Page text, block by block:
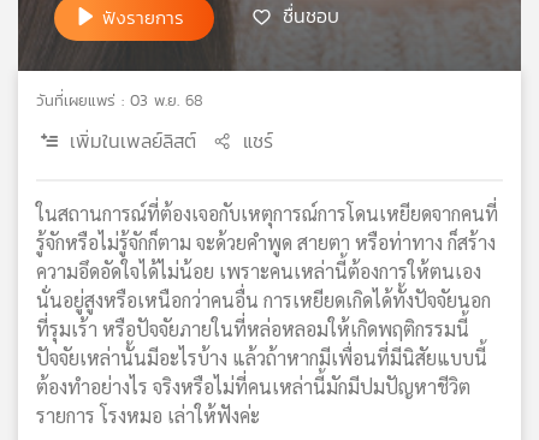
แผนที่
วิทยุ
เครือ
ฟังรายการ ชื่นชอบ
วันที่เผยแพร่ : 03 พ.ย. 68
เพิ่มในเพลย์ลิสต์ แชร์
ในสถานการณ์ที่ต้องเจอกับเหตุการณ์การโดนเหยียดจากคนที่
รู้จักหรือไม่รู้จักก็ตาม จะด้วยคำพูด สายตา หรือท่าทาง ก็สร้าง
ความอึดอัดใจได้ไม่น้อย เพราะคนเหล่านี้ต้องการให้ตนเอง
นั่นอยู่สูงหรือเหนือกว่าคนอื่น การเหยียดเกิดได้ทั้งปัจจัยนอก
ที่รุมเร้า หรือปัจจัยภายในที่หล่อหลอมให้เกิดพฤติกรรมนี้
ปัจจัยเหล่านั้นมีอะไรบ้าง แล้วถ้าหากมีเพื่อนที่มีนิสัยแบบนี้
ต้องทำอย่างไร จริงหรือไม่ที่คนเหล่านี้มักมีปมปัญหาชีวิต
รายการ โรงหมอ เล่าให้ฟังค่ะ